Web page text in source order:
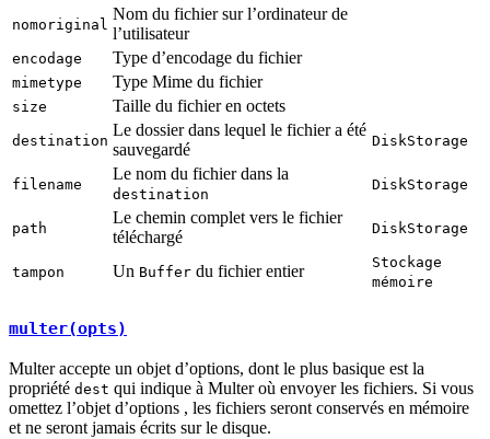
nomoriginal
Nom du fichier sur l’ordinateur de
l’utilisateur
encodage Type d’encodage du fichier
mimetype Type Mime du fichier
size Taille du fichier en octets
destination
Le dossier dans lequel le fichier a été
sauvegardé
DiskStorage
filename
Le nom du fichier dans la
destination
DiskStorage
path
Le chemin complet vers le fichier
téléchargé
DiskStorage
tampon Un Buffer du fichier entier
Stockage
mémoire
multer(opts)
Multer accepte un objet d’options, dont le plus basique est la
propriété dest qui indique à Multer où envoyer les fichiers. Si vous
omettez l’objet d’options , les fichiers seront conservés en mémoire
et ne seront jamais écrits sur le disque.